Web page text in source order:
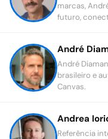
marcas,
futuro,
André
André
brasileiro e
Canvas.
Andrea
Referência